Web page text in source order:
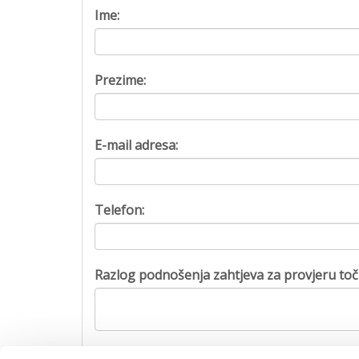
Ime:
Prezime:
E-mail adresa:
Telefon:
Razlog podnošenja zahtjeva za provjeru